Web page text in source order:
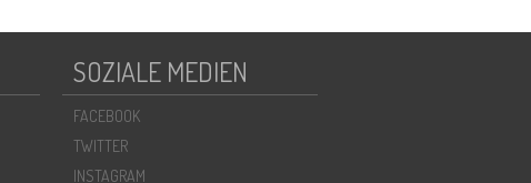
SOZIALE MEDIEN
FACEBOOK
TWITTER
INSTAGRAM